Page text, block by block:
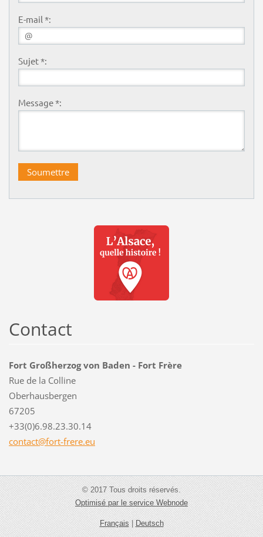
E-mail *:
Sujet *:
Message *:
Contact
Fort Großherzog von Baden - Fort Frère
Rue de la Colline
Oberhausbergen
67205
+33(0)6.98.23.30.14
contact@fort-frere.eu
© 2017 Tous droits réservés.
Optimisé par le service Webnode
Français|Deutsch